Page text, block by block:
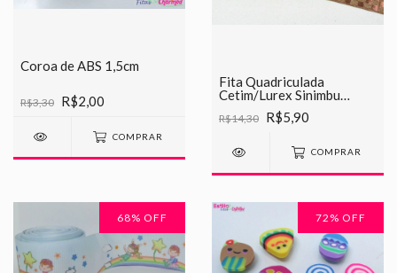
Coroa de ABS 1,5cm
R$3,30 R$2,00
COMPRAR
Fita Quadriculada
Cetim/Lurex Sinimbu
R$14,30 R$5,90
COMPRAR
68% OFF 72 % OFF